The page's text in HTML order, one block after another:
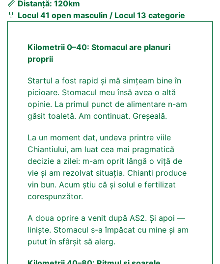
📏 Distanță: 120km
🏅 Locul 41 open masculin / Locul 13 categorie
Kilometrii 0–40: Stomacul are planuri
proprii
Startul a fost rapid și mă simțeam bine în
picioare. Stomacul meu însă avea o altă
opinie. La primul punct de alimentare n-am
găsit toaletă. Am continuat. Greșeală.
La un moment dat, undeva printre viile
Chiantiului, am luat cea mai pragmatică
decizie a zilei: m-am oprit lângă o viță de
vie și am rezolvat situația. Chianti produce
vin bun. Acum știu că și solul e fertilizat
corespunzător.
A doua oprire a venit după AS2. Și apoi —
liniște. Stomacul s-a împăcat cu mine și am
putut în sfârșit să alerg.